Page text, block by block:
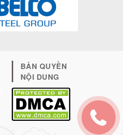
BẢN QUYỀN
NỘI DUNG